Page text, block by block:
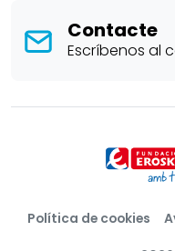
Contacte
Escríbenos al
Política de cookies